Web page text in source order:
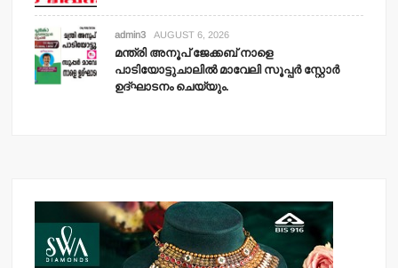
admin3 AUGUST 6, 2026
മന്ത്രി അനൂപ് ജേക്കബ് നാളെ
പാടിയോട്ടുചാലില്‍ മാവേലി സൂപ്പര്‍ സ്റ്റോര്‍
ഉദ്ഘാടനം ചെയ്യും.